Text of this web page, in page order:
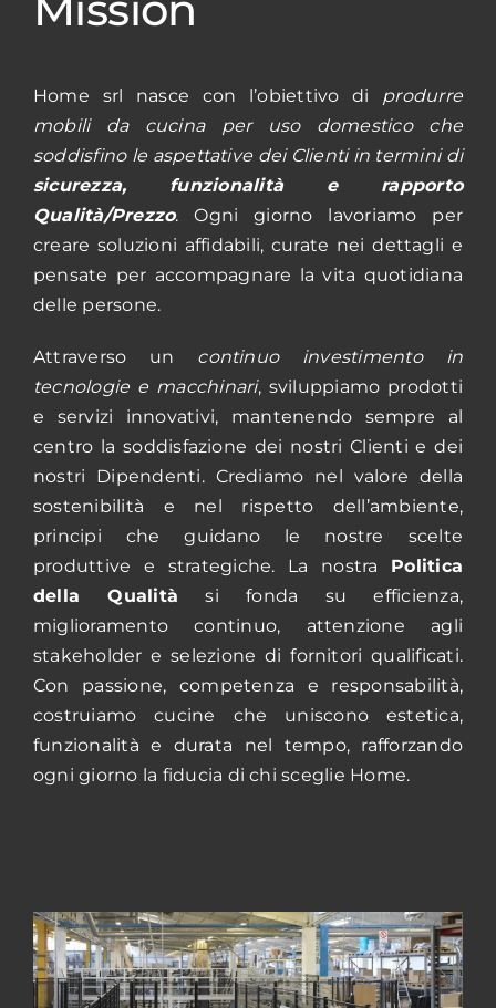
Home srl nasce con l’obiettivo di produrre
mobili da cucina per uso domestico che
soddisfino le aspettative dei Clienti in termini di
sicurezza, funzionalità e rapporto
Qualità/Prezzo. Ogni giorno lavoriamo per
creare soluzioni affidabili, curate nei dettagli e
pensate per accompagnare la vita quotidiana
delle persone.
Attraverso un continuo investimento in
tecnologie e macchinari, sviluppiamo prodotti
e servizi innovativi, mantenendo sempre al
centro la soddisfazione dei nostri Clienti e dei
nostri Dipendenti. Crediamo nel valore della
sostenibilità e nel rispetto dell’ambiente,
principi che guidano le nostre scelte
produttive e strategiche. La nostra Politica
della Qualità si fonda su efficienza,
miglioramento continuo, attenzione agli
stakeholder e selezione di fornitori qualificati.
Con passione, competenza e responsabilità,
costruiamo cucine che uniscono estetica,
funzionalità e durata nel tempo, rafforzando
ogni giorno la fiducia di chi sceglie Home.